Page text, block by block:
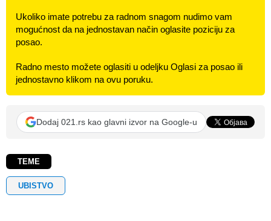
Ukoliko imate potrebu za radnom snagom nudimo vam
mogućnost da na jednostavan način oglasite poziciju za
posao.
Radno mesto možete oglasiti u odeljku Oglasi za posao ili
jednostavno klikom na ovu poruku.
Dodaj 021.rs kao glavni izvor na Google-u
TEME
UBISTVO